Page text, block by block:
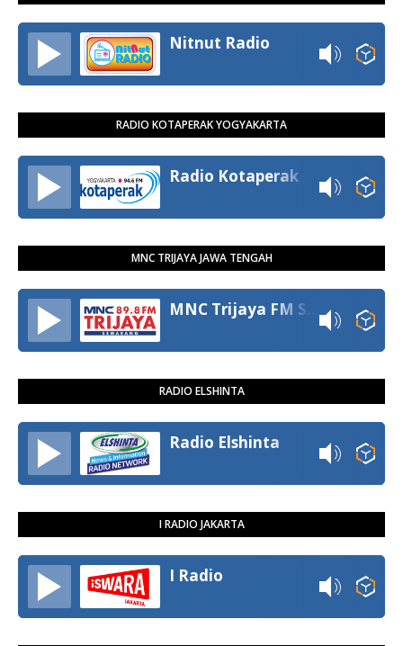
Nitnut Radio
RADIO KOTAPERAK YOGYAKARTA
Radio Kotaperak
MNC TRIJAYA JAWA TENGAH
RADIO ELSHINTA
Radio Elshinta
I RADIO JAKARTA
I Radio